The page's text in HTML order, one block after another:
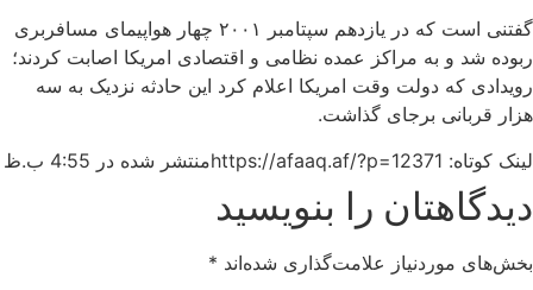
گفتنی است که در یازدهم سپتامبر ۲۰۰۱ چهار هواپیمای مسافربری
ربوده شد و به مراکز عمده نظامی و اقتصادی امریکا اصابت کردند؛
رویدادی که دولت وقت امریکا اعلام کرد این حادثه نزدیک به سه
هزار قربانی برجای گذاشت.
لینک کوتاه: https://afaaq.af/?p=12371
منتشر شده در 4:55 ب.ظ
دیدگاهتان را بنویسید
بخش‌های موردنیاز علامت‌گذاری شده‌اند *